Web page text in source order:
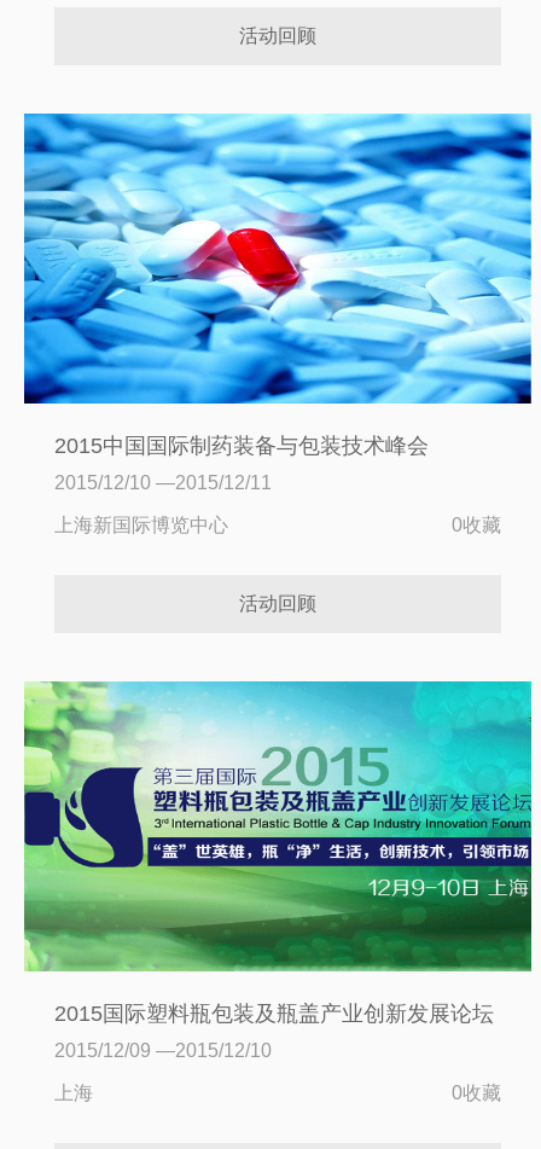
活动回顾
2015中国国际制药装备与包装技术峰会
2015/12/10 —2015/12/11
上海新国际博览中心 0收藏
活动回顾
2015国际塑料瓶包装及瓶盖产业创新发展论坛
2015/12/09 —2015/12/10
上海 0收藏